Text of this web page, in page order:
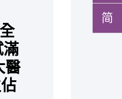
简
醫
科技
析及
界
港
獎
異
藥
傑
討
康
究
1